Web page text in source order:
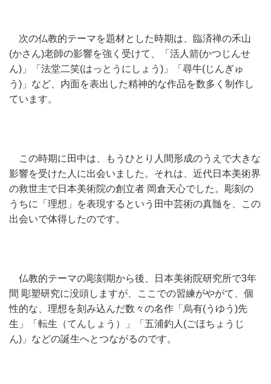
次の仏教的テーマを題材とした時期は、臨済禅の禾山
(かさん)老師の影響を強く受けて、「活人箭(かつじんせ
ん)」「法堂二笑(はっとうにしょう)」「尋牛(じんぎゅ
う)」など、内面を表出した精神的な作品を数多く制作し
ています。
この時期に田中は、もうひとり人間形成のうえで大きな
影響を受けた人に出会いました。それは、近代日本美術界
の救世主で日本美術院の創立者 岡倉天心でした。彫刻の
うちに「理想」を表現するという田中芸術の真髄を、この
出会いで体得したのです。
仏教的テーマの彫刻期から後、日本美術院研究所で3年
間 彫塑研究に没頭しますが、ここでの習練がやがて、個
性的な、理想を刻み込んだ数々の名作「烏有(うゆう)先
生」「転生（てんしょう）」「五浦釣人(ごほちょうじ
ん)」などの誕生へとつながるのです。